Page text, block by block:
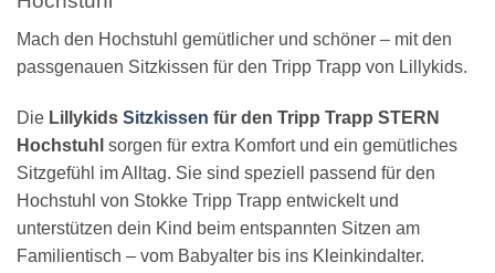
Mach den Hochstuhl gemütlicher und schöner – mit den
passgenauen Sitzkissen für den Tripp Trapp von Lillykids.
Die Lillykids Sitzkissen für den Tripp Trapp STERN
Hochstuhl sorgen für extra Komfort und ein gemütliches
Sitzgefühl im Alltag. Sie sind speziell passend für den
Hochstuhl von Stokke Tripp Trapp entwickelt und
unterstützen dein Kind beim entspannten Sitzen am
Familientisch – vom Babyalter bis ins Kleinkindalter.